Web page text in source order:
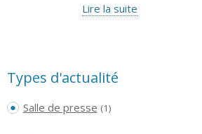
Lire la suite
Types d'actualité
Salle de presse (1)